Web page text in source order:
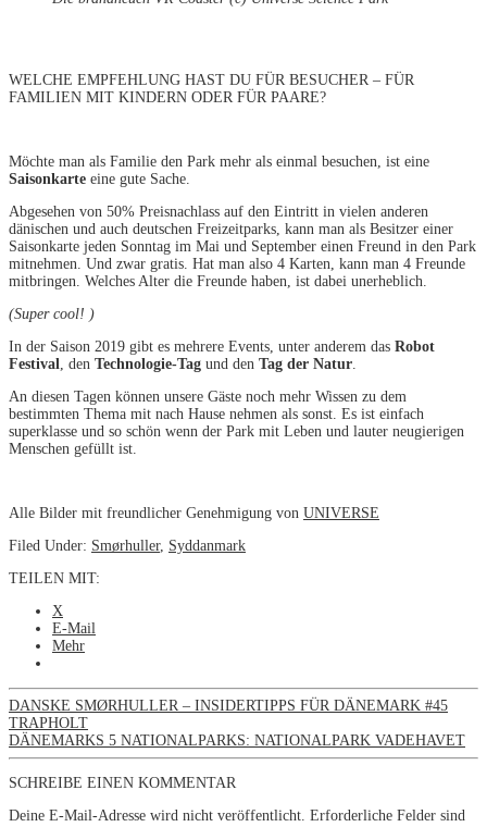
WELCHE EMPFEHLUNG HAST DU FÜR BESUCHER – FÜR
FAMILIEN MIT KINDERN ODER FÜR PAARE?
Möchte man als Familie den Park mehr als einmal besuchen, ist eine
Saisonkarte eine gute Sache.
Abgesehen von 50% Preisnachlass auf den Eintritt in vielen anderen
dänischen und auch deutschen Freizeitparks, kann man als Besitzer einer
Saisonkarte jeden Sonntag im Mai und September einen Freund in den Park
mitnehmen. Und zwar gratis. Hat man also 4 Karten, kann man 4 Freunde
mitbringen. Welches Alter die Freunde haben, ist dabei unerheblich.
(Super cool! )
In der Saison 2019 gibt es mehrere Events, unter anderem das Robot
Festival, den Technologie-Tag und den Tag der Natur.
An diesen Tagen können unsere Gäste noch mehr Wissen zu dem
bestimmten Thema mit nach Hause nehmen als sonst. Es ist einfach
superklasse und so schön wenn der Park mit Leben und lauter neugierigen
Menschen gefüllt ist.
Alle Bilder mit freundlicher Genehmigung von UNIVERSE
Filed Under: Smørhuller, Syddanmark
TEILEN MIT:
X
E-Mail
Mehr
DANSKE SMØRHULLER – INSIDERTIPPS FÜR DÄNEMARK #45
TRAPHOLT
DÄNEMARKS 5 NATIONALPARKS: NATIONALPARK VADEHAVET
SCHREIBE EINEN KOMMENTAR
Deine E-Mail-Adresse wird nicht veröffentlicht. Erforderliche Felder sind